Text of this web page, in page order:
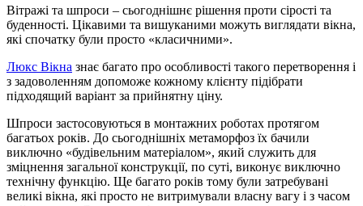
Вітражі та шпроси – сьогоднішнє рішення проти сірості та
буденності. Цікавими та вишуканими можуть виглядати вікна,
які спочатку були просто «класичними».
Люкс Вікна знає багато про особливості такого перетворення і
з задоволенням допоможе кожному клієнту підібрати
підходящий варіант за прийнятну ціну.
Шпроси застосовуються в монтажних роботах протягом
багатьох років. До сьогоднішніх метаморфоз їх бачили
виключно «будівельним матеріалом», який служить для
зміцнення загальної конструкції, по суті, виконує виключно
технічну функцію. Ще багато років тому були затребувані
великі вікна, які просто не витримували власну вагу і з часом